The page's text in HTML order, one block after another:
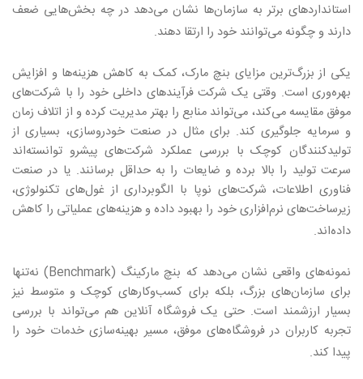
استانداردهای برتر به سازمان‌ها نشان می‌دهد در چه بخش‌هایی ضعف
دارند و چگونه می‌توانند خود را ارتقا دهند.
یکی از بزرگ‌ترین مزایای بنچ مارک، کمک به کاهش هزینه‌ها و افزایش
بهره‌وری است. وقتی یک شرکت فرآیندهای داخلی خود را با شرکت‌های
موفق مقایسه می‌کند، می‌تواند منابع را بهتر مدیریت کرده و از اتلاف زمان
و سرمایه جلوگیری کند. برای مثال در صنعت خودروسازی، بسیاری از
تولیدکنندگان کوچک با بررسی عملکرد شرکت‌های پیشرو توانسته‌اند
سرعت تولید را بالا برده و ضایعات را به حداقل برسانند. یا در صنعت
فناوری اطلاعات، شرکت‌های نوپا با الگوبرداری از غول‌های تکنولوژی،
زیرساخت‌های نرم‌افزاری خود را بهبود داده و هزینه‌های عملیاتی را کاهش
داده‌اند.
نمونه‌های واقعی نشان می‌دهد که بنچ مارکینگ (Benchmark) نه‌تنها
برای سازمان‌های بزرگ، بلکه برای کسب‌وکارهای کوچک و متوسط نیز
بسیار ارزشمند است. حتی یک فروشگاه آنلاین هم می‌تواند با بررسی
تجربه کاربران در فروشگاه‌های موفق، مسیر بهینه‌سازی خدمات خود را
پیدا کند.